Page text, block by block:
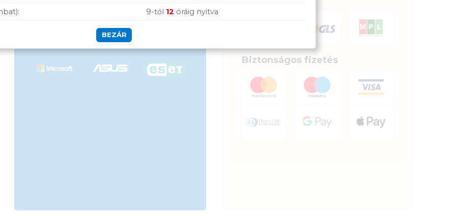
50 000 Ft felett ingyenes szállítás
Szolgáltatásaink
vállalkozásoknak
Biztonságos fizetés
9-től 12 óráig nyitva
BEZÁR